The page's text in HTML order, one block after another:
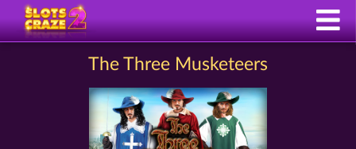
The Three Musketeers